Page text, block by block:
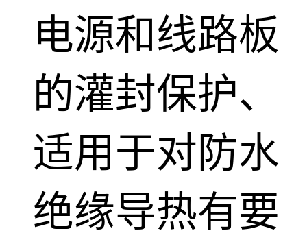
电源和线路板
的灌封保护、
适用于对防水
绝缘导热有要